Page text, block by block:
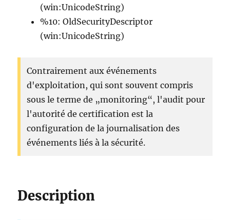
(win:UnicodeString)
%10: OldSecurityDescriptor
(win:UnicodeString)
Contrairement aux événements
d'exploitation, qui sont souvent compris
sous le terme de „monitoring“, l'audit pour
l'autorité de certification est la
configuration de la journalisation des
événements liés à la sécurité.
Description